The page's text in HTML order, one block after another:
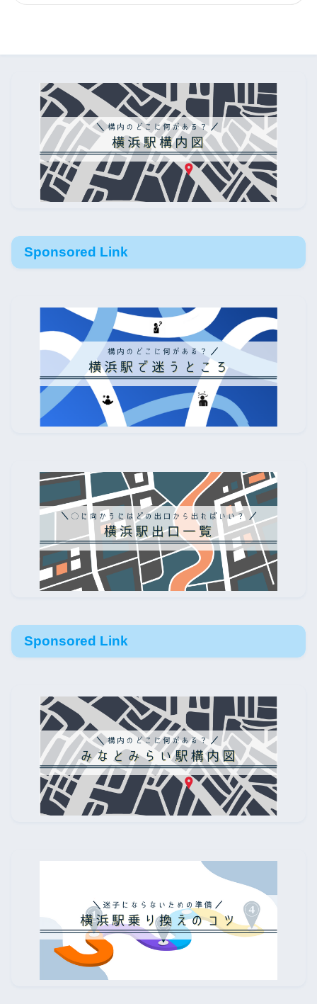
Sponsored Link
Sponsored Link